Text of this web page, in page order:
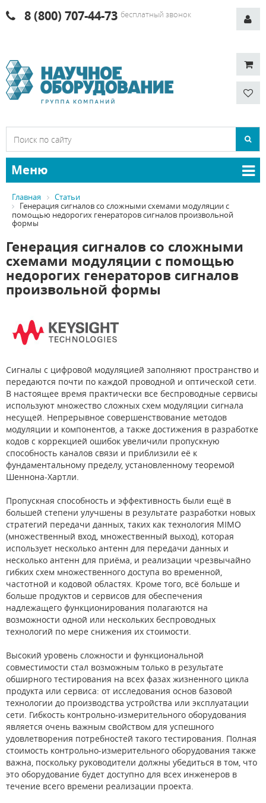
8 (800) 707-44-73 бесплатный звонок
Меню
Главная
Статьи
Генерация сигналов со сложными схемами модуляции с
помощью недорогих генераторов сигналов произвольной
формы
Генерация сигналов со сложными
схемами модуляции с помощью
недорогих генераторов сигналов
произвольной формы
Сигналы с цифровой модуляцией заполняют пространство и
передаются почти по каждой проводной и оптической сети.
В настоящее время практически все беспроводные сервисы
используют множество сложных схем модуляции сигнала
несущей. Непрерывное совершенствование методов
модуляции и компонентов, а также достижения в разработке
кодов с коррекцией ошибок увеличили пропускную
способность каналов связи и приблизили её к
фундаментальному пределу, установленному теоремой
Шеннона-Хартли.
Пропускная способность и эффективность были ещё в
большей степени улучшены в результате разработки новых
стратегий передачи данных, таких как технология MIMO
(множественный вход, множественный выход), которая
использует несколько антенн для передачи данных и
несколько антенн для приёма, и реализации чрезвычайно
гибких схем множественного доступа во временной,
частотной и кодовой областях. Кроме того, всё больше и
больше продуктов и сервисов для обеспечения
надлежащего функционирования полагаются на
возможности одной или нескольких беспроводных
технологий по мере снижения их стоимости.
Высокий уровень сложности и функциональной
совместимости стал возможным только в результате
обширного тестирования на всех фазах жизненного цикла
продукта или сервиса: от исследования основ базовой
технологии до производства устройства или эксплуатации
сети. Гибкость контрольно-измерительного оборудования
является очень важным свойством для успешного
удовлетворения потребностей такого тестирования. Полная
стоимость контрольно-измерительного оборудования также
важна, поскольку руководители должны убедиться в том, что
это оборудование будет доступно для всех инженеров в
течение всего времени реализации проекта.